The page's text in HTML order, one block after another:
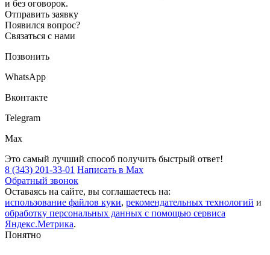
и без оговорок.
Отправить заявку
Появился вопрос?
Связаться с нами
Позвонить
WhatsApp
Вконтакте
Telegram
Max
Это самый лучший способ получить быстрый ответ!
8 (343) 201-33-01 Написать в Max
Обратный звонок
Оставаясь на сайте, вы соглашаетесь на:
использование файлов куки, рекомендательных технологий и
обработку персональных данных с помощью сервиса
Яндекс.Метрика.
Понятно